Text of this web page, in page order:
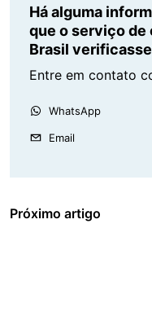
Há alguma
que o serviço de
Brasil
Entre em contato
WhatsApp
Email
Próximo artigo